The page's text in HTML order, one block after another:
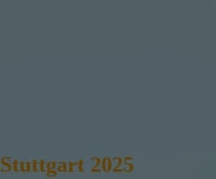
Stuttgart 2025